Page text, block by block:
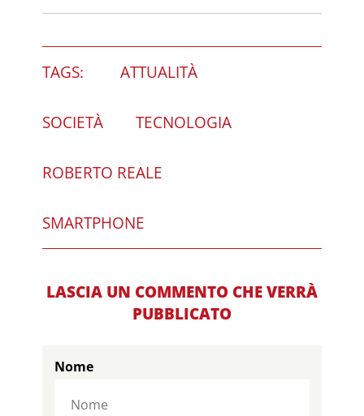
TAGS: ATTUALITÀ
SOCIETÀ TECNOLOGIA
ROBERTO REALE
SMARTPHONE
LASCIA UN COMMENTO CHE VERRÀ
PUBBLICATO
Nome